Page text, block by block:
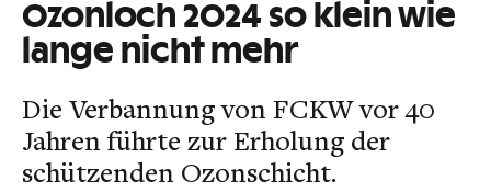
Ozonloch 2024 so klein wie
lange nicht mehr
Die Verbannung von FCKW vor 40
Jahren führte zur Erholung der
schützenden Ozonschicht.